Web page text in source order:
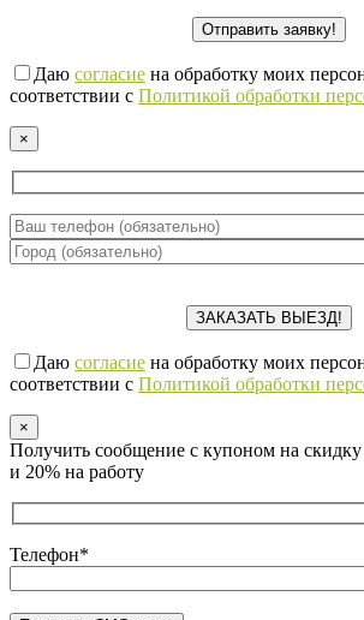
Даю согласие на обработку моих
соответствии с Политикой обработки
×
Даю согласие на обработку моих
соответствии с Политикой обработки
×
Получить сообщение с купоном на
и 20% на работу
Телефон*